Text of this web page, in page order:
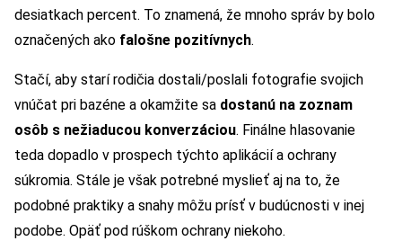
desiatkach percent. To znamená, že mnoho správ by bolo
označených ako falošne pozitívnych.
Stačí, aby starí rodičia dostali/poslali fotografie svojich
vnúčat pri bazéne a okamžite sa dostanú na zoznam
osôb s nežiaducou konverzáciou. Finálne hlasovanie
teda dopadlo v prospech týchto aplikácií a ochrany
súkromia. Stále je však potrebné myslieť aj na to, že
podobné praktiky a snahy môžu prísť v budúcnosti v inej
podobe. Opäť pod rúškom ochrany niekoho.